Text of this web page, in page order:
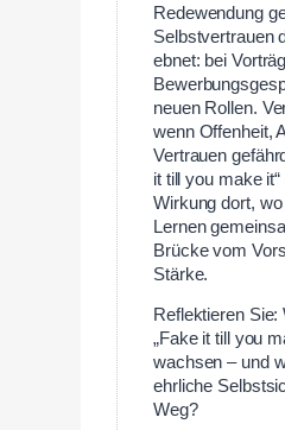
Redewendung
Selbstvertrauen
ebnet: bei
neuen Rollen.
wenn Offenheit,
Vertrauen
it till you make
Wirkung dort,
Lernen
Brücke vom
Stärke.
Reflektieren Sie:
„Fake it till you
wachsen – und
ehrliche
Weg?